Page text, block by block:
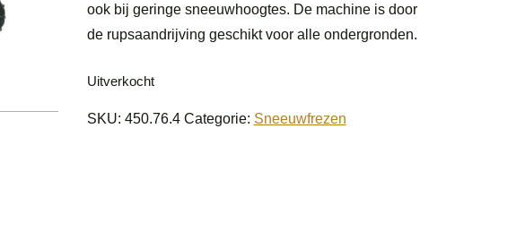
ook bij geringe sneeuwhoogtes. De machine is door
de rupsaandrijving geschikt voor alle ondergronden.
Uitverkocht
SKU: 450.76.4 Categorie: Sneeuwfrezen